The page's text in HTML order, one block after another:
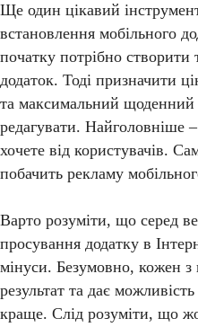
Ще один цікавий
встановлення мобільного
початку потрібно
додаток. Тоді призначити
та максимальний
редагувати. Найголовніше
хочете від користувачів.
побачить рекламу
Варто розуміти, що серед
просування додатку в
мінуси. Безумовно, кожен
результат та дає
краще. Слід розуміти, що